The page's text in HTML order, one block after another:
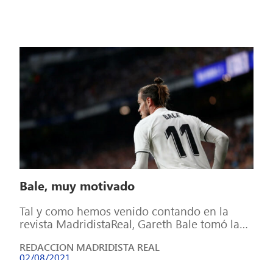
Bale, muy motivado
Tal y como hemos venido contando en la
revista MadridistaReal, Gareth Bale tomó la
REDACCION MADRIDISTA REAL
02/08/2021